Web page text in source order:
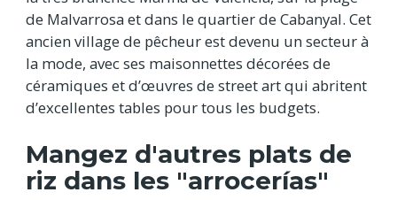
de Malvarrosa et dans le quartier de Cabanyal. Cet
ancien village de pêcheur est devenu un secteur à
la mode, avec ses maisonnettes décorées de
céramiques et d’œuvres de street art qui abritent
d’excellentes tables pour tous les budgets.
Mangez d'autres plats de
riz dans les "arrocerías"